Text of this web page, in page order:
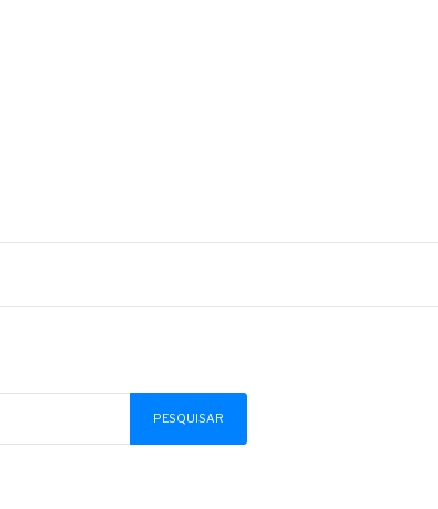
PESQUISAR